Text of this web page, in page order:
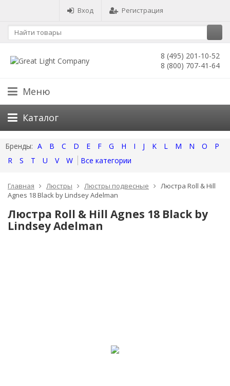
Вход Регистрация
8 (495) 201-10-52
8 (800) 707-41-64
Меню
Каталог
A B C D E F G H I J K L M N O
P
R
S T U V W Все категории
Главная Люстры Люстры подвесные
Люстра Roll & Hill
Agnes 18 Black by Lindsey Adelman
Люстра Roll & Hill Agnes 18 Black by
Lindsey Adelman